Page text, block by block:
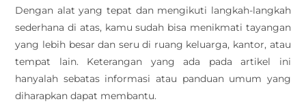
Dengan alat yang tepat dan mengikuti langkah-langkah
sederhana di atas, kamu sudah bisa menikmati tayangan
yang lebih besar dan seru di ruang keluarga, kantor, atau
tempat lain. Keterangan yang ada pada artikel ini
hanyalah sebatas informasi atau panduan umum yang
diharapkan dapat membantu.